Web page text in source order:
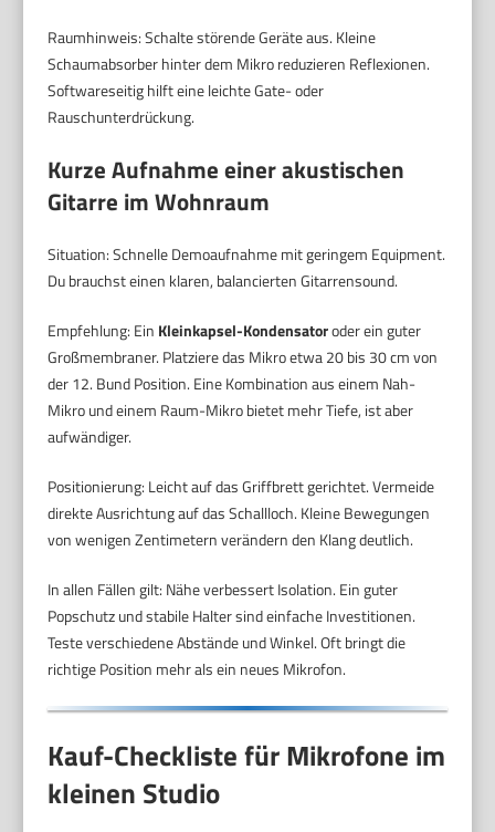
Raumhinweis: Schalte störende Geräte aus. Kleine
Schaumabsorber hinter dem Mikro reduzieren Reflexionen.
Softwareseitig hilft eine leichte Gate- oder
Rauschunterdrückung.
Kurze Aufnahme einer akustischen
Gitarre im Wohnraum
Situation: Schnelle Demoaufnahme mit geringem Equipment.
Du brauchst einen klaren, balancierten Gitarrensound.
Empfehlung: Ein Kleinkapsel-Kondensatoroder ein guter
Großmembraner. Platziere das Mikro etwa 20 bis 30 cm von
der 12. Bund Position. Eine Kombination aus einem Nah-
Mikro und einem Raum-Mikro bietet mehr Tiefe, ist aber
aufwändiger.
Positionierung: Leicht auf das Griffbrett gerichtet. Vermeide
direkte Ausrichtung auf das Schallloch. Kleine Bewegungen
von wenigen Zentimetern verändern den Klang deutlich.
In allen Fällen gilt: Nähe verbessert Isolation. Ein guter
Popschutz und stabile Halter sind einfache Investitionen.
Teste verschiedene Abstände und Winkel. Oft bringt die
richtige Position mehr als ein neues Mikrofon.
Kauf-Checkliste für Mikrofone im
kleinen Studio